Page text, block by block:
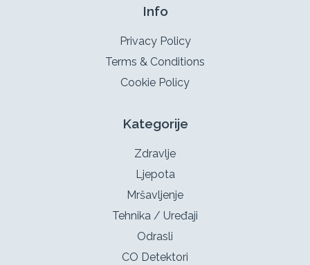
Info
Privacy Policy
Terms & Conditions
Cookie Policy
Kategorije
Zdravlje
Ljepota
Mršavljenje
Tehnika / Uređaji
Odrasli
CO Detektori